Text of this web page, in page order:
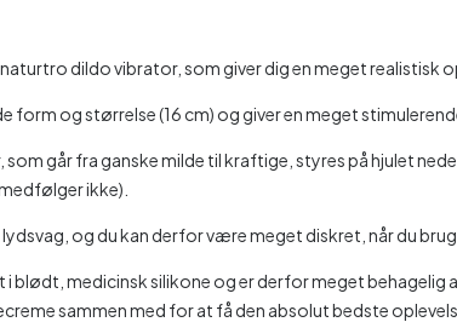
dildo vibrator, som giver dig en meget realistisk
form og størrelse (16 cm) og giver en meget
som går fra ganske milde til kraftige, styres på hjulet
ikke).
og du kan derfor være meget diskret, når du
blødt, medicinsk silikone og er derfor meget behagelig
sammen med for at få den absolut bedste